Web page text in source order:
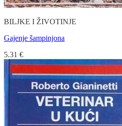
BILJKE I ŽIVOTINJE
Gajenje šampinjona
5.31 €